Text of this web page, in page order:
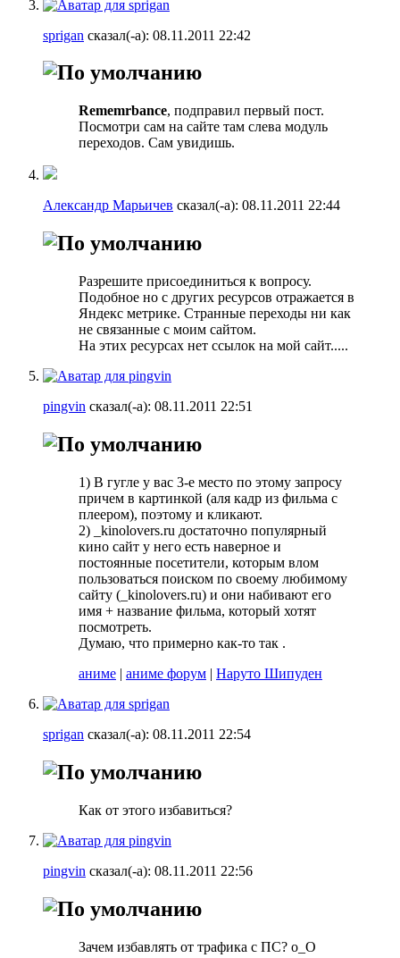
sprigan сказал(-а): 08.11.2011 22:42
Rememrbance, подправил первый пост.
Посмотри сам на сайте там слева модуль
переходов. Сам увидишь.
Александр Марьичев сказал(-а): 08.11.2011 22:44
Разрешите присоединиться к вопросу.
Подобное но с других ресурсов отражается в
Яндекс метрике. Странные переходы ни как
не связанные с моим сайтом.
На этих ресурсах нет ссылок на мой сайт.....
pingvin сказал(-а): 08.11.2011 22:51
1) В гугле у вас 3-е место по этому запросу
причем в картинкой (аля кадр из фильма с
плеером), поэтому и кликают.
2) _kinolovers.ru достаточно популярный
кино сайт у него есть наверное и
постоянные посетители, которым влом
пользоваться поиском по своему любимому
сайту (_kinolovers.ru) и они набивают его
имя + название фильма, который хотят
посмотреть.
Думаю, что примерно как-то так .
аниме | аниме форум | Наруто Шипуден
sprigan сказал(-а): 08.11.2011 22:54
Как от этого избавиться?
pingvin сказал(-а): 08.11.2011 22:56
Зачем избавлять от трафика с ПС? о_О